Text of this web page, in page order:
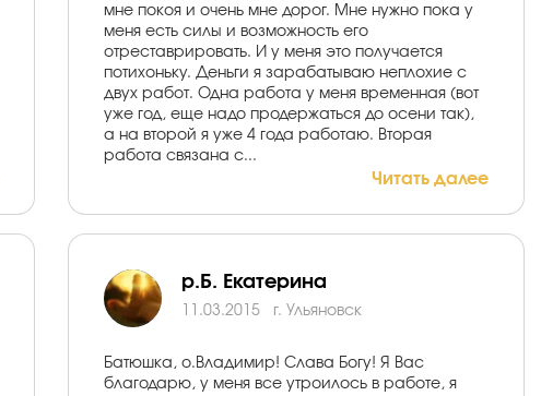
мне покоя и очень мне дорог. Мне нужно пока у
меня есть силы и возможность его
отреставрировать. И у меня это получается
потихоньку. Деньги я зарабатываю неплохие с
двух работ. Одна работа у меня временная (вот
уже год, еще надо продержаться до осени так),
а на второй я уже 4 года работаю. Вторая
работа связана с...
Читать далее
р.Б. Екатерина
11.03.2015 г. Ульяновск
Батюшка, о.Владимир! Слава Богу! Я Вас
благодарю, у меня все утроилось в работе, я